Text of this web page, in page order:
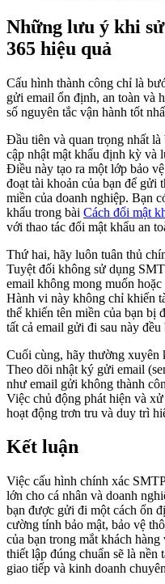
Những lưu ý khi
365 hiệu quả
Cấu hình thành công chỉ là
gửi email ổn định, an toàn và
số nguyên tắc vận hành tốt
Đầu tiên và quan trọng nhất
cập nhật mật khẩu định kỳ và
Điều này tạo ra một lớp bảo
đoạt tài khoản của bạn để gửi
miền của doanh nghiệp. Bạn
khẩu trong bài Cách đổi mật
với thao tác đổi mật khẩu an
Thứ hai, hãy luôn tuân thủ
Tuyệt đối không sử dụng
email không mong muốn
Hành vi này không chỉ khiến
thể khiến tên miền của bạn bị
tất cả email gửi đi sau này đều
Cuối cùng, hãy thường xuyên
Theo dõi nhật ký gửi email
như email gửi không thành
Việc chủ động phát hiện và
hoạt động trơn tru và duy trì
Kết luận
Việc cấu hình chính xác
lớn cho cá nhân và doanh
bạn được gửi đi một cách ổn
cường tính bảo mật, bảo vệ
của bạn trong mắt khách
thiết lập đúng chuẩn sẽ là nền
giao tiếp và kinh doanh